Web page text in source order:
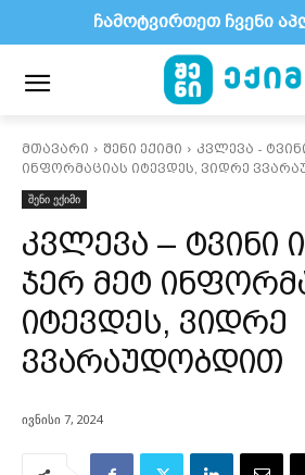
მთავარი შენი ექიმი
კვლევა -
ინფორმაციას იტევდეს, ვიდრე
შენი ექიმი
კვლევა – ტვინი
ჯერ მეტ
იტევდეს, ვიდრე
ვვარაუდობდით
ივნისი 7, 2024
ჩამოტვირთეთ ჩვენი